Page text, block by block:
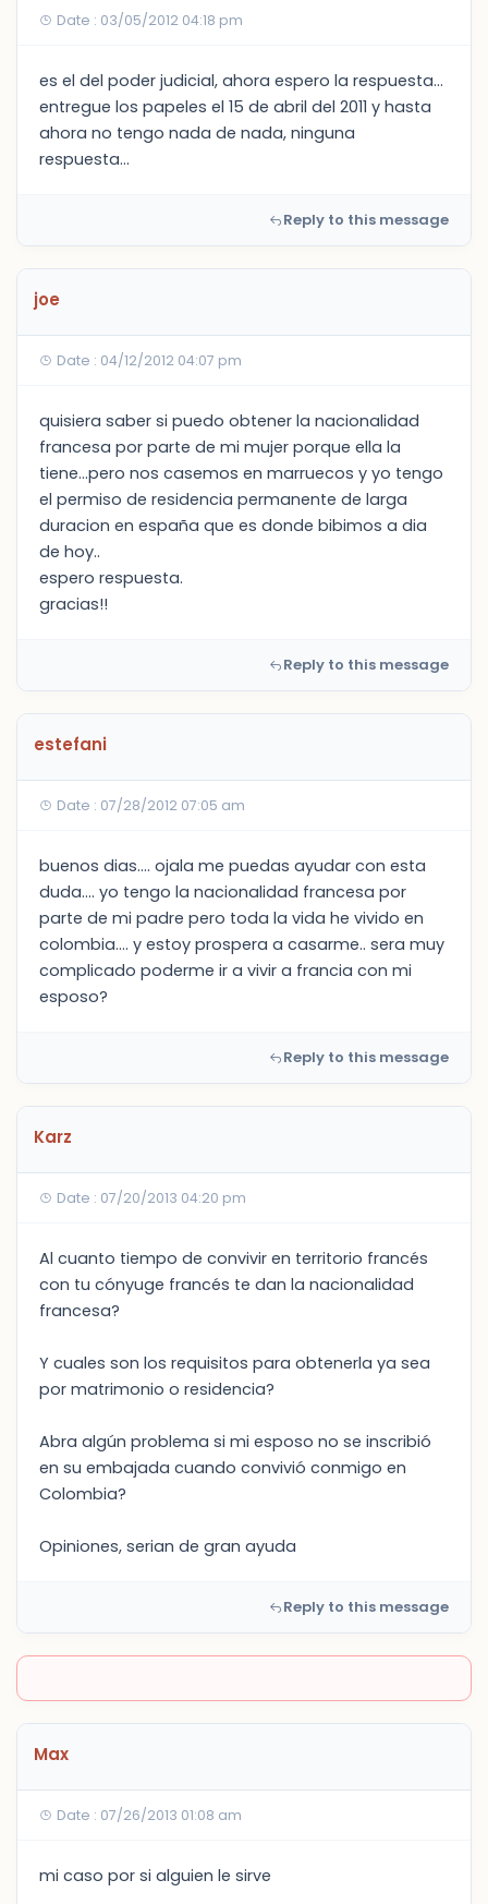
Date : 03/05/2012 04:18 pm
es el del poder judicial, ahora espero la respuesta...
entregue los papeles el 15 de abril del 2011 y hasta
ahora no tengo nada de nada, ninguna
respuesta...
Reply to this message
joe
Date : 04/12/2012 04:07 pm
quisiera saber si puedo obtener la nacionalidad
francesa por parte de mi mujer porque ella la
tiene...pero nos casemos en marruecos y yo tengo
el permiso de residencia permanente de larga
duracion en españa que es donde bibimos a dia
de hoy..
espero respuesta.
gracias!!
Reply to this message
estefani
Date : 07/28/2012 07:05 am
buenos dias.... ojala me puedas ayudar con esta
duda.... yo tengo la nacionalidad francesa por
parte de mi padre pero toda la vida he vivido en
colombia.... y estoy prospera a casarme.. sera muy
complicado poderme ir a vivir a francia con mi
esposo?
Reply to this message
Karz
Date : 07/20/2013 04:20 pm
Al cuanto tiempo de convivir en territorio francés
con tu cónyuge francés te dan la nacionalidad
francesa?
Y cuales son los requisitos para obtenerla ya sea
por matrimonio o residencia?
Abra algún problema si mi esposo no se inscribió
en su embajada cuando convivió conmigo en
Colombia?
Opiniones, serian de gran ayuda
Reply to this message
Max
Date : 07/26/2013 01:08 am
mi caso por si alguien le sirve